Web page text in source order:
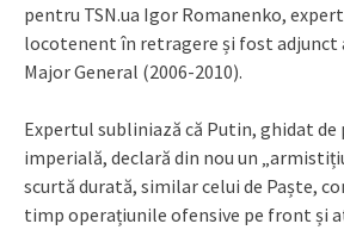
pentru TSN.ua Igor Romanenko,
locotenent în retragere și fost adjunct
Major General (2006-2010).
Expertul subliniază că Putin, ghidat de
imperială, declară din nou un
scurtă durată, similar celui de Paște,
timp operațiunile ofensive pe front și